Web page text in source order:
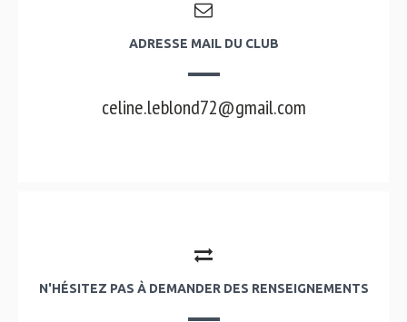
ADRESSE MAIL DU CLUB
celine.leblond72@gmail.com
N'HÉSITEZ PAS À DEMANDER DES RENSEIGNEMENTS